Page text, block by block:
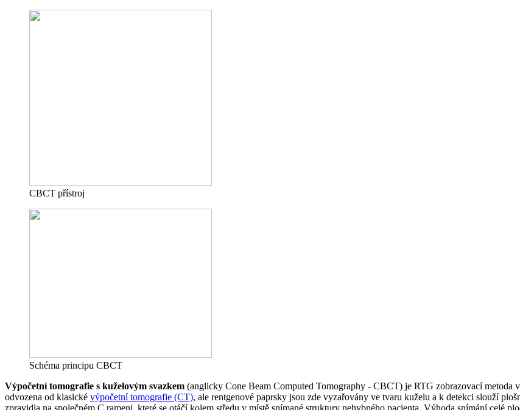
CBCT přístroj
Schéma principu CBCT
Výpočetní tomografie s kuželovým svazkem (anglicky Cone Beam Computed Tomography - CBCT) je RTG zobrazovací metoda
odvozena od klasické výpočetní tomografie (CT), ale rentgenové paprsky jsou zde vyzařovány ve tvaru kuželu a k detekci slouží
zpravidla na společném C rameni, které se otáčí kolem středu v místě snímané struktury nehybného pacienta. Výhoda snímání celé